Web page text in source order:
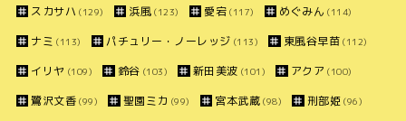
スカサハ (129) 浜風 (123) 愛宕 (117) めぐみん (114)
ナミ (113) パチュリー・ノーレッジ (113) 東風谷早苗 (112)
イリヤ (109) 鈴谷 (103) 新田美波 (101) アクア (100)
鷺沢文香 (99) 聖園ミカ (99) 宮本武蔵 (98) 刑部姫 (96)